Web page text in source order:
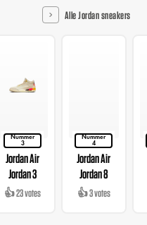
Alle Jordan sneakers
Nummer
3
Jordan Air
Jordan 3
👍 23 votes
Nummer
4
Jordan Air
Jordan 8
👍 3 votes